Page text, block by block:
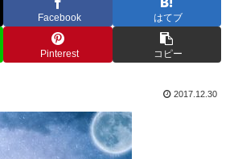
Facebook はてブ
Pinterest コピー
2017.12.30